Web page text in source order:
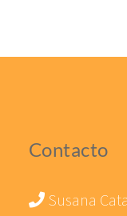
Contacto
Susana